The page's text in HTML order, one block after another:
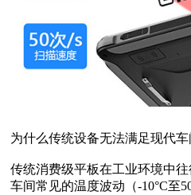
为什么传统设备无法满足现代车
传统消费级平板在工业环境中
车间常见的温度波动（-10°C至